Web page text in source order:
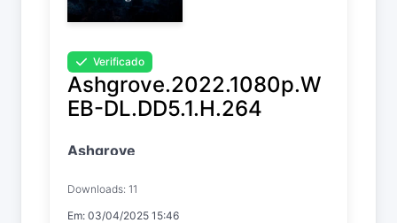
Verificado
Ashgrove.2022.1080p.W
EB-DL.DD5.1.H.264
Ashgrove
Downloads: 11
Em: 03/04/2025 15:46